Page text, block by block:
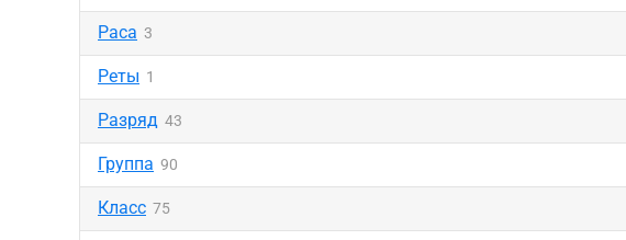
Раса 3
Реты 1
Разряд 43
Группа 90
Класс 75